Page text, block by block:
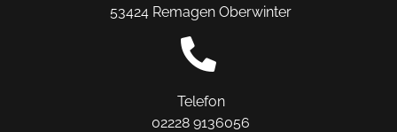
53424 Remagen Oberwinter
Telefon
02228 9136056